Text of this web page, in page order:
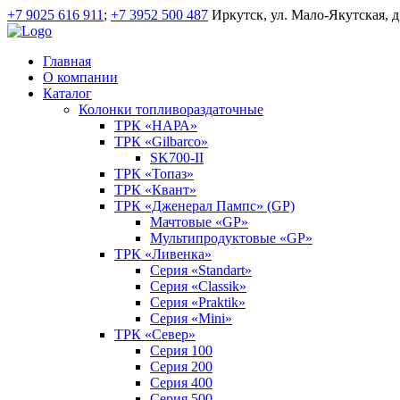
+7 9025 616 911 ; +7 3952 500 487 Иркутск, ул. Мало-Якутская,
Главная
О компании
Каталог
Колонки топливораздаточные
ТРК «НАРА»
ТРК «Gilbarco»
SK700-II
ТРК «Топаз»
ТРК «Квант»
ТРК «Дженерал Пампс» (GP)
Мачтовые «GP»
Мультипродуктовые «GP»
ТРК «Ливенка»
Серия «Standart»
Серия «Classik»
Серия «Praktik»
Серия «Mini»
ТРК «Север»
Серия 100
Серия 200
Серия 400